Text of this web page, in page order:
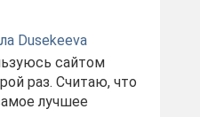
Dusekeeva
сайтом
раз. Считаю, что
лучшее